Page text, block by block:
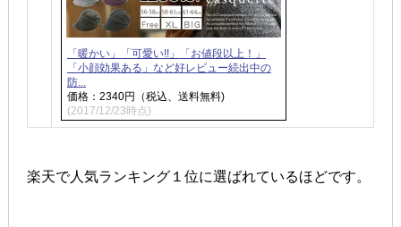
「暖かい」「可愛い!!」「お値段以上！」
「小顔効果ある」など好レビュー続出中の
防...
価格：2340円（税込、送料無料)
(2017/12/23時点)
楽天で人気ランキング１位に選ばれているほどです。